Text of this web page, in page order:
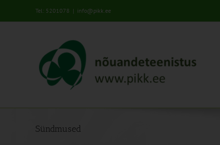
Tel: 5201078 | info@pikk.ee
Sündmused